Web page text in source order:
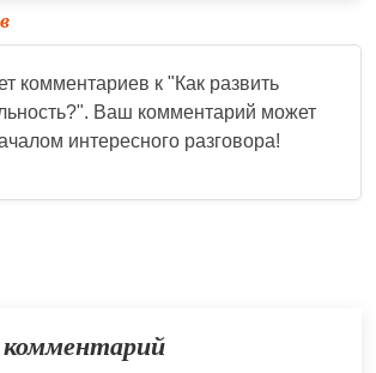
комментариев к "Как развить
". Ваш комментарий может
интересного разговора!